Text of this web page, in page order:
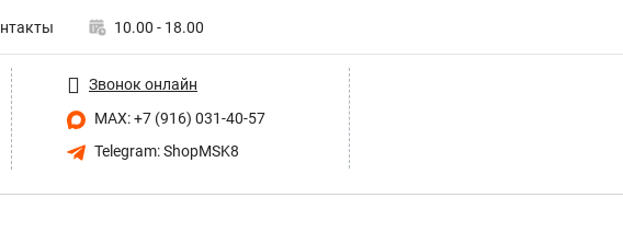
10.00 - 18.00
Звонок онлайн
MAX: +7 (916) 031-40-57
Telegram: ShopMSK8